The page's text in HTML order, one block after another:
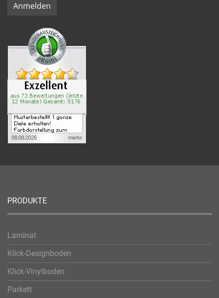
Anmelden
PRODUKTE
Laminat
Klick-Designboden
Klick-Vinylboden
Parkett